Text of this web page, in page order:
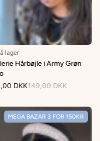
lager
Hårbøjle i Army Grøn
DKK149,00 DKK
MEGA BAZAR 3 FOR 150KR